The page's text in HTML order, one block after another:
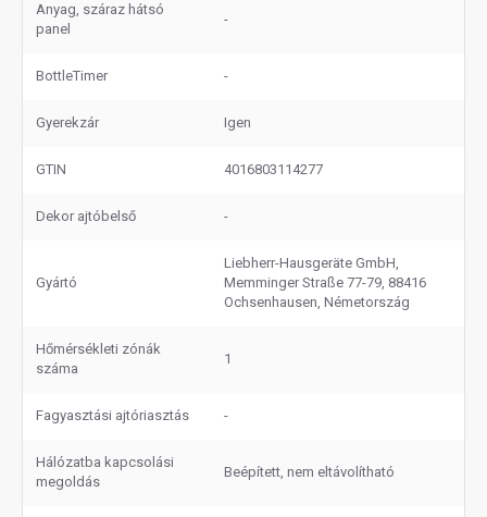
Anyag, száraz hátsó
panel
-
BottleTimer -
Gyerekzár Igen
GTIN 4016803114277
Dekor ajtóbelső -
Gyártó
Liebherr-Hausgeräte GmbH,
Memminger Straße 77-79, 88416
Ochsenhausen, Németország
Hőmérsékleti zónák
száma
1
Fagyasztási ajtóriasztás -
Hálózatba kapcsolási
megoldás
Beépített, nem eltávolítható